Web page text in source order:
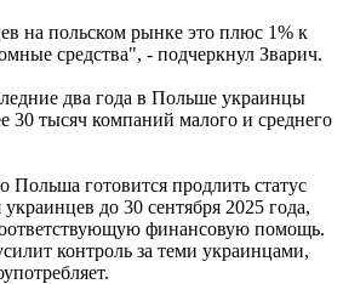
на польском рынке это плюс 1% к
средства", - подчеркнул Зварич.
два года в Польше украинцы
30 тысяч компаний малого и среднего
Польша готовится продлить статус
до 30 сентября 2025 года,
финансовую помощь.
контроль за теми украинцами,